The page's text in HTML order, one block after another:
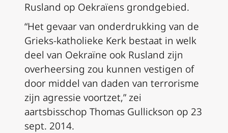
Rusland op Oekraïens grondgebied.
“Het gevaar van onderdrukking van de
Grieks-katholieke Kerk bestaat in welk
deel van Oekraïne ook Rusland zijn
overheersing zou kunnen vestigen of
door middel van daden van terrorisme
zijn agressie voortzet,” zei
aartsbisschop Thomas Gullickson op 23
sept. 2014.